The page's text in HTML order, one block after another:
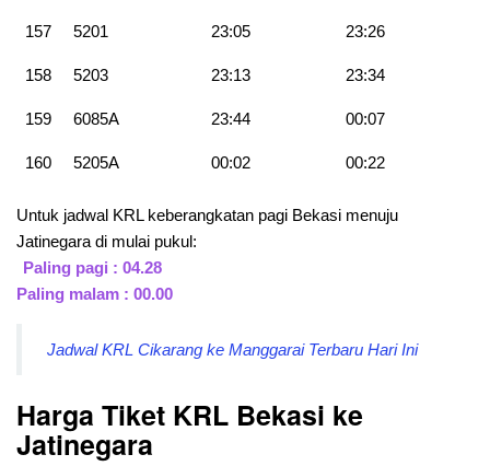
157 5201 23:05 23:26
158 5203 23:13 23:34
159 6085A 23:44 00:07
160 5205A 00:02 00:22
Untuk jadwal KRL keberangkatan pagi Bekasi menuju
Jatinegara di mulai pukul:
Paling pagi : 04.28
Paling malam : 00.00
Jadwal KRL Cikarang ke Manggarai Terbaru Hari Ini
Harga Tiket KRL Bekasi ke
Jatinegara